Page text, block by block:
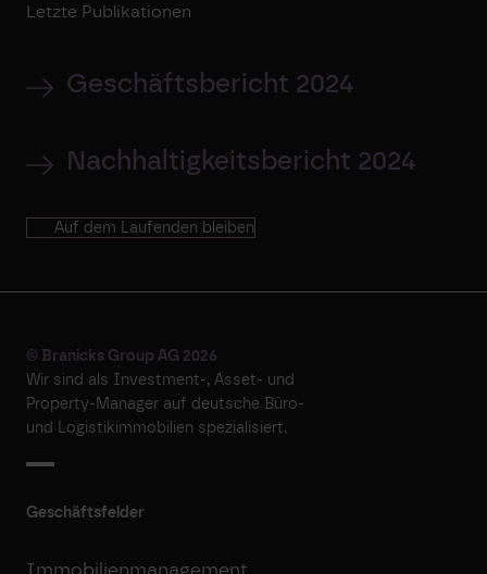
Letzte Publikationen
Geschäftsbericht 2024
Nachhaltigkeitsbericht 2024
Auf dem Laufenden bleiben
© Branicks Group AG 2026
Wir sind als ­Investment-, ­Asset- und
­Property-Manager auf deutsche ­Büro-
und Logistikimmobilien spezialisiert.
Geschäftsfelder
Immobilienmanagement